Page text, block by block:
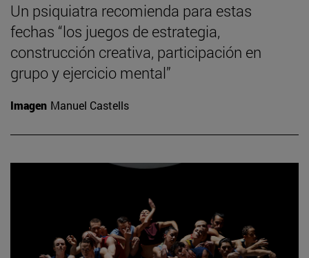
Un psiquiatra recomienda para estas
fechas “los juegos de estrategia,
construcción creativa, participación en
grupo y ejercicio mental”
Imagen Manuel Castells